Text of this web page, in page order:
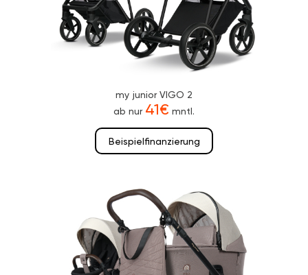
my junior VIGO 2
ab nur 41€ mntl.
Beispielfinanzierung